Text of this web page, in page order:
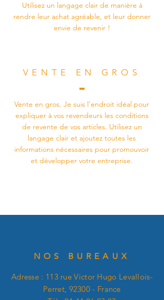
Utilisez un langage clair de manière à
rendre leur achat agréable, et leur donner
envie de revenir !
VENTE EN GROS
Vente en gros. Je suis l'endroit idéal pour
expliquer à vos revendeurs les conditions
de revente de vos articles. Utilisez un
langage clair et ajoutez toutes les
informations nécessaires pour promouvoir
et développer votre entreprise.
NOS BUREAUX
Adresse : 113 rue Victor Hugo Levallois-
Perret, 92300 - France